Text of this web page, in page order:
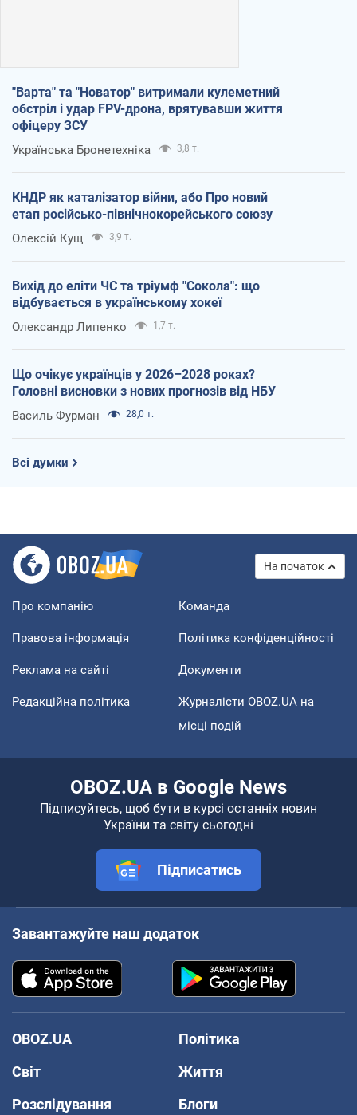
"Варта" та "Новатор" витримали кулеметний
обстріл і удар FPV-дрона, врятувавши життя
офіцеру ЗСУ
Українська Бронетехніка 3,8 т.
КНДР як каталізатор війни, або Про новий
етап російсько-північнокорейського союзу
Олексій Кущ 3,9 т.
Вихід до еліти ЧС та тріумф "Сокола": що
відбувається в українському хокеї
Олександр Липенко 1,7 т.
Що очікує українців у 2026–2028 роках?
Головні висновки з нових прогнозів від НБУ
Василь Фурман 28,0 т.
Всі думки
На початок
Про компанію Команда
Правова інформація Політика конфіденційності
Реклама на сайті Документи
Редакційна політика
Журналісти OBOZ.UA на
місці подій
OBOZ.UA в Google News
Підписуйтесь, щоб бути в курсі останніх новин
України та світу сьогодні
Підписатись
Завантажуйте наш додаток
OBOZ.UA
Політика
Світ
Життя
Розслідування
Блоги